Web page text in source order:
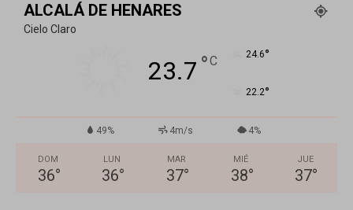
ALCALÁ DE HENARES
Cielo Claro
23.7 °C 24.6°
22.2°
49% 4m/s 4%
DOM
36°
LUN
36°
MAR
37°
MIÉ
38°
JUE
37°